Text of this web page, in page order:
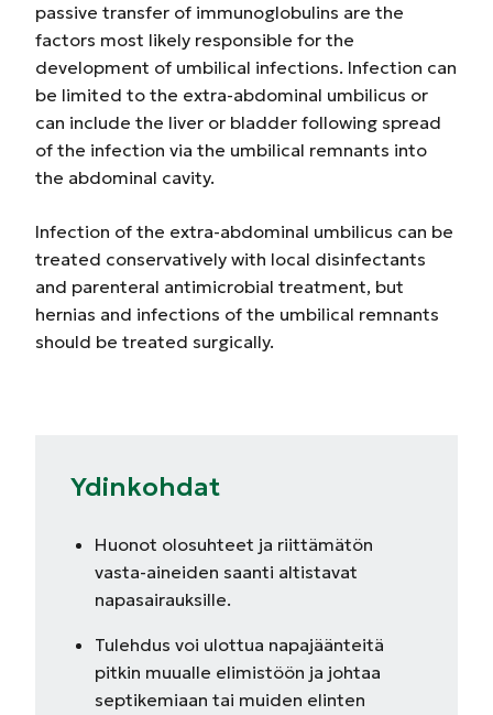
passive transfer of immunoglobulins are the
factors most likely responsible for the
development of umbilical infections. Infection can
be limited to the extra-abdominal umbilicus or
can include the liver or bladder following spread
of the infection via the umbilical remnants into
the abdominal cavity.
Infection of the extra-abdominal umbilicus can be
treated conservatively with local disinfectants
and parenteral antimicrobial treatment, but
hernias and infections of the umbilical remnants
should be treated surgically.
Ydinkohdat
Huonot olosuhteet ja riittämätön
vasta-aineiden saanti altistavat
napasairauksille.
Tulehdus voi ulottua napajäänteitä
pitkin muualle elimistöön ja johtaa
septikemiaan tai muiden elinten